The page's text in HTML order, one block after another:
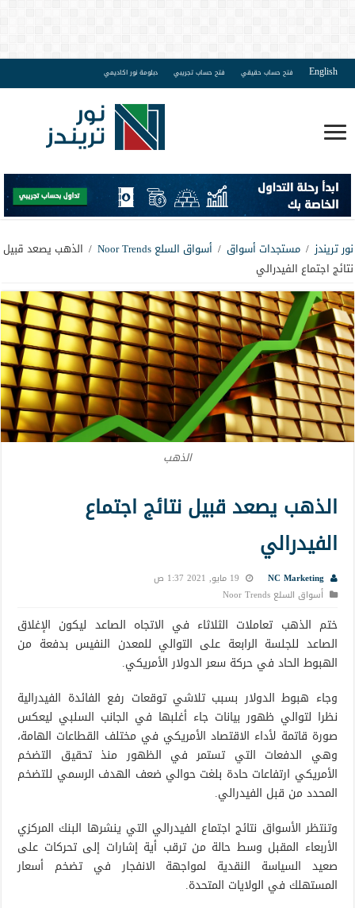
English فتح حساب حقيقي فتح حساب تجريبي دبلومة نور اكاديمي
نور تريندز / مستجدات أسواق / أسواق السلع Noor Trends / الذهب يصعد قبيل
نتائج اجتماع الفيدرالي
الذهب
الذهب يصعد قبيل نتائج اجتماع
الفيدرالي
NC Marketing
19 مايو, 2021 1:37 ص
أسواق السلع Noor Trends
ختم الذهب تعاملات الثلاثاء في الاتجاه الصاعد ليكون الإغلاق
الصاعد للجلسة الرابعة على التوالي للمعدن النفيس بدفعة من
الهبوط الحاد في حركة سعر الدولار الأمريكي.
وجاء هبوط الدولار بسبب تلاشي توقعات رفع الفائدة الفيدرالية
نظرا لتوالي ظهور بيانات جاء أغلبها في الجانب السلبي ليعكس
صورة قاتمة لأداء الاقتصاد الأمريكي في مختلف القطاعات الهامة،
وهي الدفعات التي تستمر في الظهور منذ تحقيق التضخم
الأمريكي ارتفاعات حادة بلغت حوالي ضعف الهدف الرسمي للتضخم
المحدد من قبل الفيدرالي.
وتنتظر الأسواق نتائج اجتماع الفيدرالي التي ينشرها البنك المركزي
الأربعاء المقبل وسط حالة من ترقب أية إشارات إلى تحركات على
صعيد السياسة النقدية لمواجهة الانفجار في تضخم أسعار
المستهلك في الولايات المتحدة.